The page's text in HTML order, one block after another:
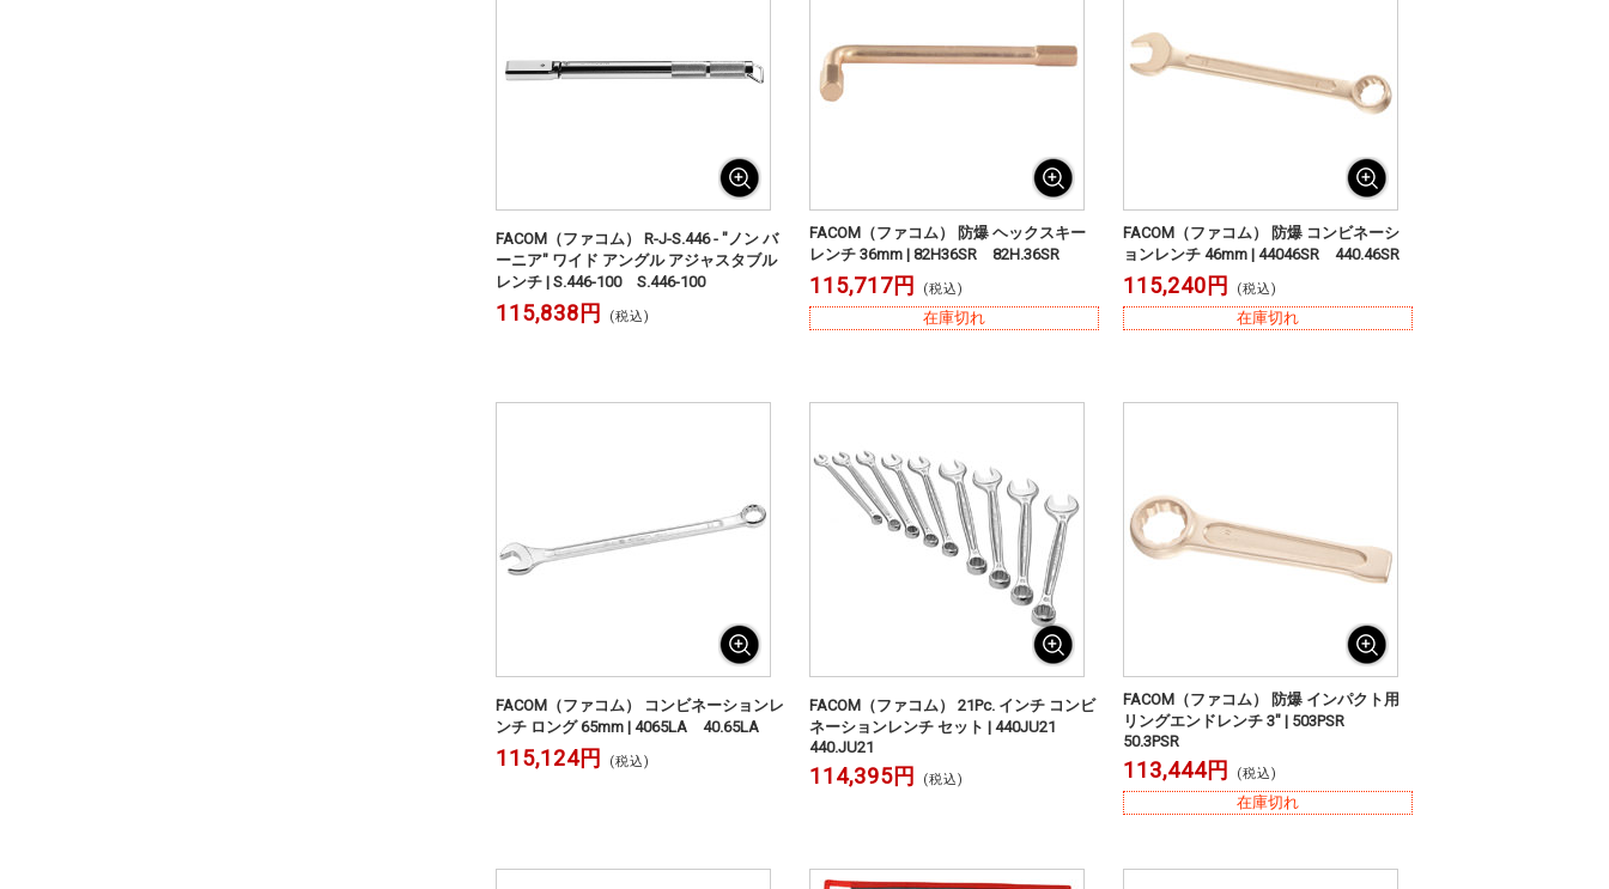
FACOM（ファコム） R-J-S.446 - "ノン バ
ーニア" ワイド アングル アジャスタブル
レンチ | S.446-100 S.446-100
115,838円 (税込)
FACOM（ファコム） 防爆 ヘックスキー
レンチ 36mm | 82H36SR 82H.36SR
115,717円 (税込)
在庫切れ
FACOM（ファコム） 防爆 コンビネーシ
ョンレンチ 46mm | 44046SR 440.46SR
115,240円 (税込)
在庫切れ
FACOM（ファコム） コンビネーションレ
ンチ ロング 65mm | 4065LA 40.65LA
115,124円 (税込)
FACOM（ファコム） 21Pc. インチ コンビ
ネーションレンチ セット | 440JU21
440.JU21
114,395円 (税込)
FACOM（ファコム） 防爆 インパクト用
リングエンドレンチ 3" | 503PSR
50.3PSR
113,444円 (税込)
在庫切れ